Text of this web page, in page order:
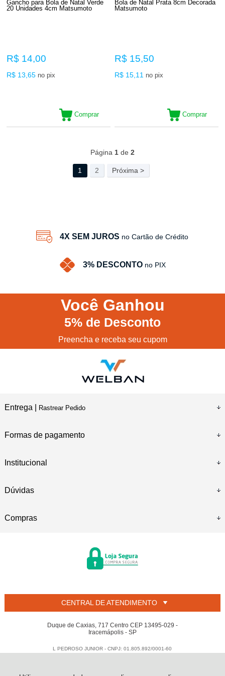
Gancho para Bola de Natal Verde
20 Unidades 4cm Matsumoto
R$ 14,00
R$ 13,65 no pix
Comprar
Bola de Natal Prata 8cm Decorada
Matsumoto
R$ 15,50
R$ 15,11 no pix
Comprar
Página 1de 2
1 2 Próxima >
4X SEM JUROS no Cartão de Crédito
3% DESCONTO no PIX
Você Ganhou
5% de Desconto
Preencha e receba seu cupom
Entrega | Rastrear Pedido
Formas de pagamento
Institucional
Dúvidas
Compras
CENTRAL DE ATENDIMENTO
Duque de Caxias, 717 Centro CEP 13495-029 -
Iracemápolis - SP
L PEDROSO JUNIOR - CNPJ: 01.805.892/0001-60